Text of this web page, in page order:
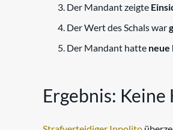
Der Mandant zeigte
Der Wert des Schals war
Der Mandant hatte neue
Ergebnis: